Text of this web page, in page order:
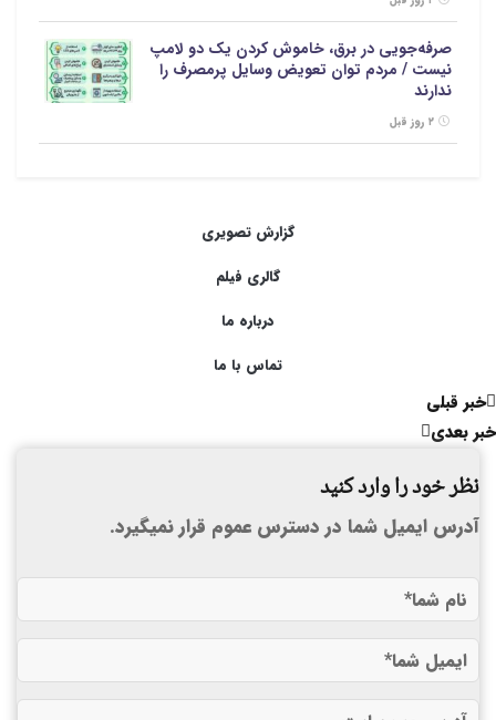
صرفه‌جویی در برق، خاموش کردن یک دو لامپ
نیست / مردم توان تعویض وسایل پرمصرف را
ندارند
گزارش تصویری
گالری فیلم
درباره ما
تماس با ما
خبر قبلی
خبر بعدی
نظر خود را وارد کنید
آدرس ایمیل شما در دسترس عموم قرار نمیگیرد.